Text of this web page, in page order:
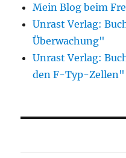
Mein Blog beim
Unrast Verlag:
Überwachung"
Unrast Verlag:
den F-Typ-Zellen"